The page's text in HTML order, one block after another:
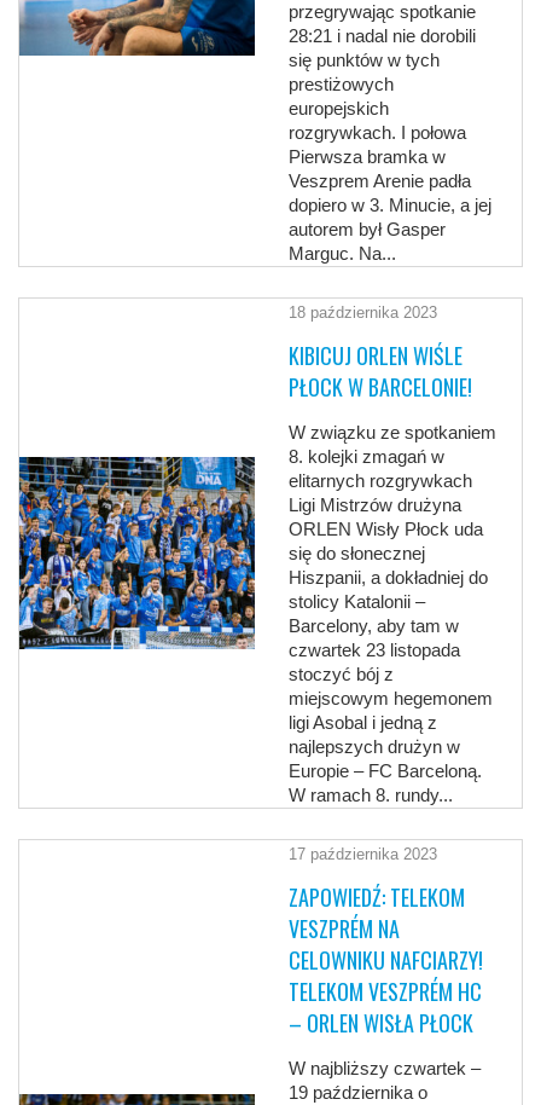
przegrywając spotkanie
28:21 i nadal nie dorobili
się punktów w tych
prestiżowych
europejskich
rozgrywkach. I połowa
Pierwsza bramka w
Veszprem Arenie padła
dopiero w 3. Minucie, a jej
autorem był Gasper
Marguc. Na...
18 października 2023
KIBICUJ ORLEN WIŚLE
PŁOCK W BARCELONIE!
W związku ze spotkaniem
8. kolejki zmagań w
elitarnych rozgrywkach
Ligi Mistrzów drużyna
ORLEN Wisły Płock uda
się do słonecznej
Hiszpanii, a dokładniej do
stolicy Katalonii –
Barcelony, aby tam w
czwartek 23 listopada
stoczyć bój z
miejscowym hegemonem
ligi Asobal i jedną z
najlepszych drużyn w
Europie – FC Barceloną.
W ramach 8. rundy...
17 października 2023
ZAPOWIEDŹ: TELEKOM
VESZPRÉM NA
CELOWNIKU NAFCIARZY!
TELEKOM VESZPRÉM HC
– ORLEN WISŁA PŁOCK
W najbliższy czwartek –
19 października o